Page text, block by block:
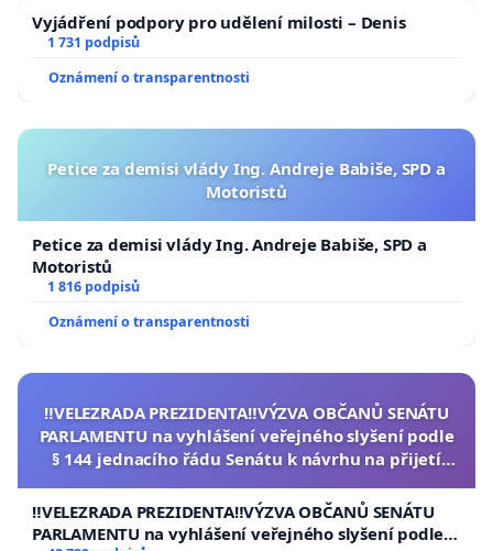
Vyjádření podpory pro udělení milosti – Denis
1 731 podpisů
Oznámení o transparentnosti
Petice za demisi vlády Ing. Andreje Babiše, SPD a
Motoristů
Petice za demisi vlády Ing. Andreje Babiše, SPD a
Motoristů
1 816 podpisů
Oznámení o transparentnosti
‼️VELEZRADA PREZIDENTA‼️VÝZVA OBČANŮ SENÁTU
PARLAMENTU na vyhlášení veřejného slyšení podle
§ 144 jednacího řádu Senátu k návrhu na přijetí
republiky
‼️VELEZRADA PREZIDENTA‼️VÝZVA OBČANŮ SENÁTU
PARLAMENTU na vyhlášení veřejného slyšení podle §